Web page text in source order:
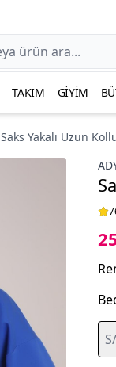
TAKIM GIYIM
Saks Yakalı Uzun